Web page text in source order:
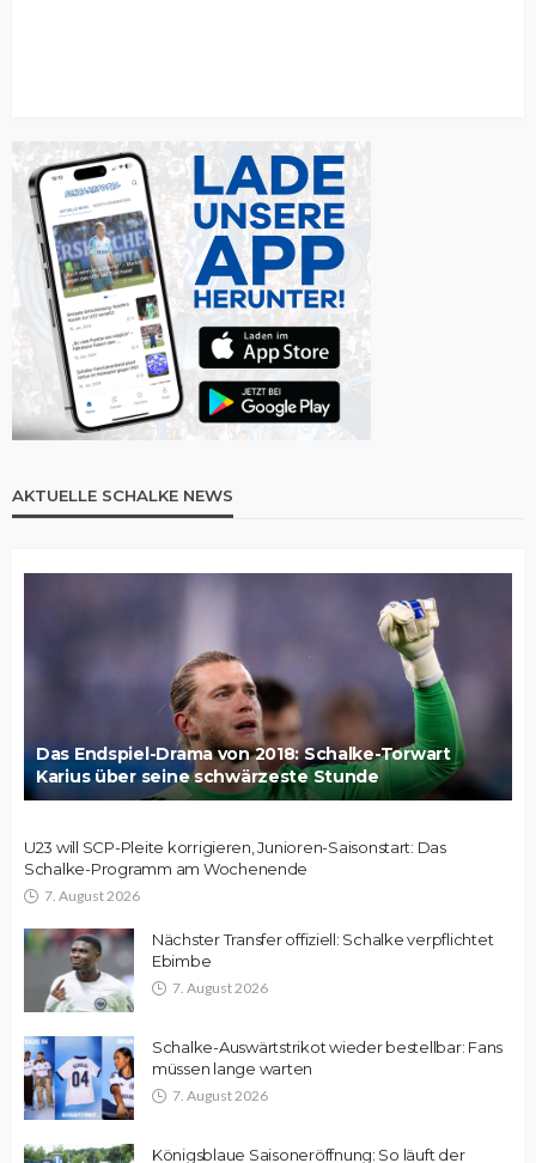
AKTUELLE SCHALKE NEWS
Das Endspiel-Drama von 2018: Schalke-Torwart
Karius über seine schwärzeste Stunde
U23 will SCP-Pleite korrigieren, Junioren-Saisonstart: Das
Schalke-Programm am Wochenende
7. August 2026
Nächster Transfer offiziell: Schalke verpflichtet
Ebimbe
7. August 2026
Schalke-Auswärtstrikot wieder bestellbar: Fans
müssen lange warten
7. August 2026
Königsblaue Saisoneröffnung: So läuft der